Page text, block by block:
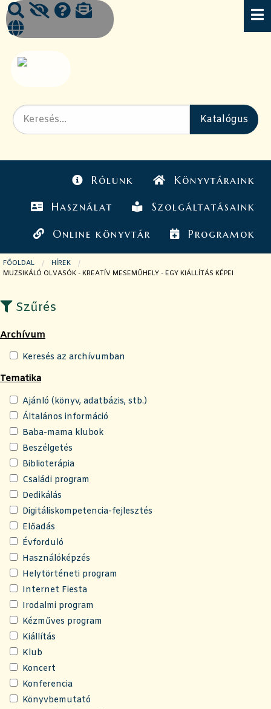
Rólunk Könyvtáraink
Használat Szolgáltatásaink
Online könyvtár Programok
FŐOLDAL
HÍREK
JELENLEGI OLDAL:
MUZSIKÁLÓ OLVASÓK - KREATÍV MESEMŰHELY - EGY KIÁLLÍTÁS KÉPEI
Szűrés
Archívum
Keresés az archívumban
Tematika
Ajánló (könyv, adatbázis, stb.)
Általános információ
Baba-mama klubok
Beszélgetés
Biblioterápia
Családi program
Dedikálás
Digitáliskompetencia-fejlesztés
Előadás
Évforduló
Használóképzés
Helytörténeti program
Internet Fiesta
Irodalmi program
Kézműves program
Kiállítás
Klub
Koncert
Konferencia
Könyvbemutató